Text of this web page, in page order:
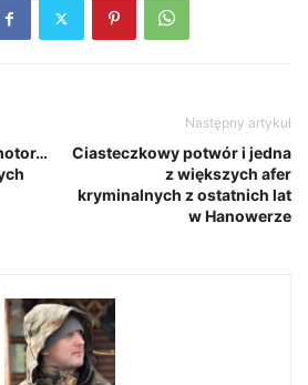
Następny artykuł
Ciasteczkowy potwór i jedna
z większych afer
kryminalnych z ostatnich lat
w Hanowerze